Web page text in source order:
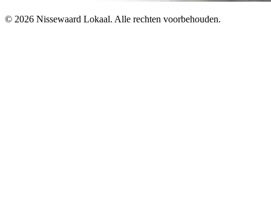
© 2026 Nissewaard Lokaal. Alle rechten voorbehouden.